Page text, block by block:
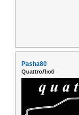
Pasha80
QuattroЛюб